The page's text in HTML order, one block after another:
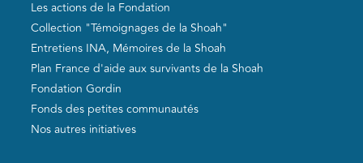
Les actions de la Fondation
Collection "Témoignages de la Shoah"
Entretiens INA, Mémoires de la Shoah
Plan France d'aide aux survivants de la Shoah
Fondation Gordin
Fonds des petites communautés
Nos autres initiatives